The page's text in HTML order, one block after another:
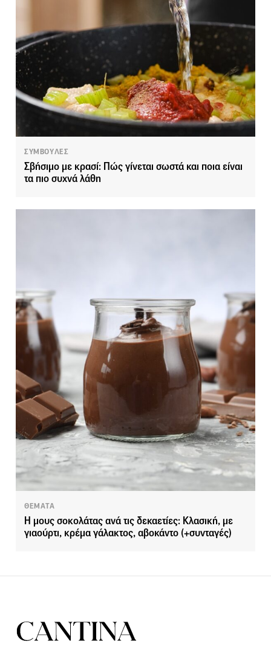
ΣΥΜΒΟΥΛΕΣ
Σβήσιμο με κρασί: Πώς γίνεται σωστά και ποια είναι
τα πιο συχνά λάθη
ΘΕΜΑΤΑ
Η μους σοκολάτας ανά τις δεκαετίες: Κλασική, με
γιαούρτι, κρέμα γάλακτος, αβοκάντο (+συνταγές)